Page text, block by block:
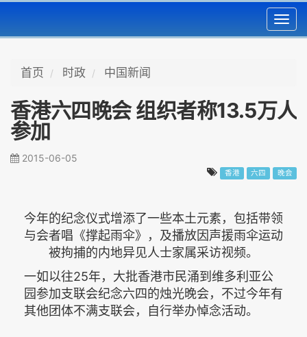
首页 时政 中国新闻
香港六四晚会 组织者称13.5万人
参加
2015-06-05
香港 六四 晚会
今年的纪念仪式增添了一些本土元素，包括带领
与会者唱《撑起雨伞》，及播放因声援雨伞运动
被拘捕的内地异见人士家属采访视频。
一如以往25年，大批香港市民涌到维多利亚公
园参加支联会纪念六四的烛光晚会，不过今年有
其他团体不满支联会，自行举办悼念活动。